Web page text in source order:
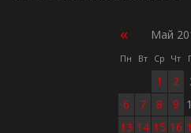
« Май
Пн Вт Ср Чт
1 2
6
7 8 9
13 14 15 16